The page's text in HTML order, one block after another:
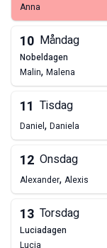
Anna
10 Måndag
nobeldagen
Malin, Malena
11 Tisdag
Daniel, Daniela
12 Onsdag
Alexander, Alexis
13 Torsdag
Luciadagen
Lucia